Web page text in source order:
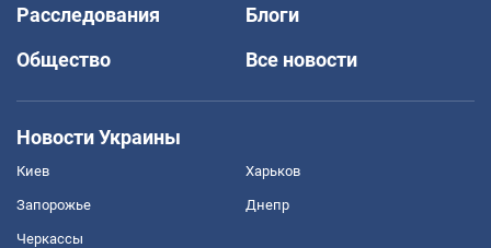
Расследования
Блоги
Общество
Все новости
Новости Украины
Киев Харьков
Запорожье Днепр
Черкассы